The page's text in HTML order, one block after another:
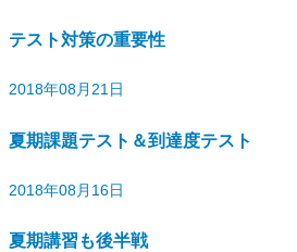
テスト対策の重要性
2018年08月21日
夏期課題テスト＆到達度テスト
2018年08月16日
夏期講習も後半戦